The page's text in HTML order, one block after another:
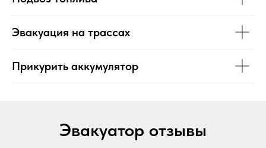
Эвакуация на трассах
Прикурить аккумулятор
Эвакуатор отзывы